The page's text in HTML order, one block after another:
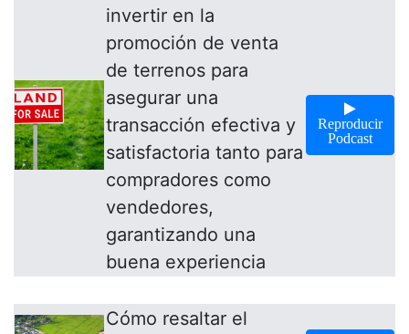
invertir en la
promoción de venta
de terrenos para
asegurar una
transacción efectiva y
satisfactoria tanto para
compradores como
vendedores,
garantizando una
buena experiencia
Reproducir
Podcast
Cómo resaltar el